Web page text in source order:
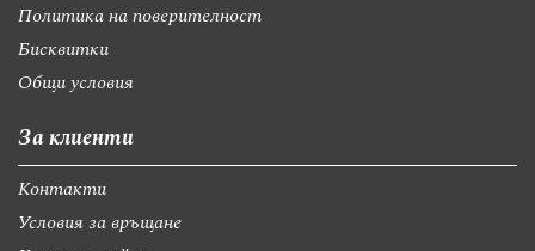
Политика на поверителност
Бисквитки
Общи условия
За клиенти
Контакти
Условия за връщане